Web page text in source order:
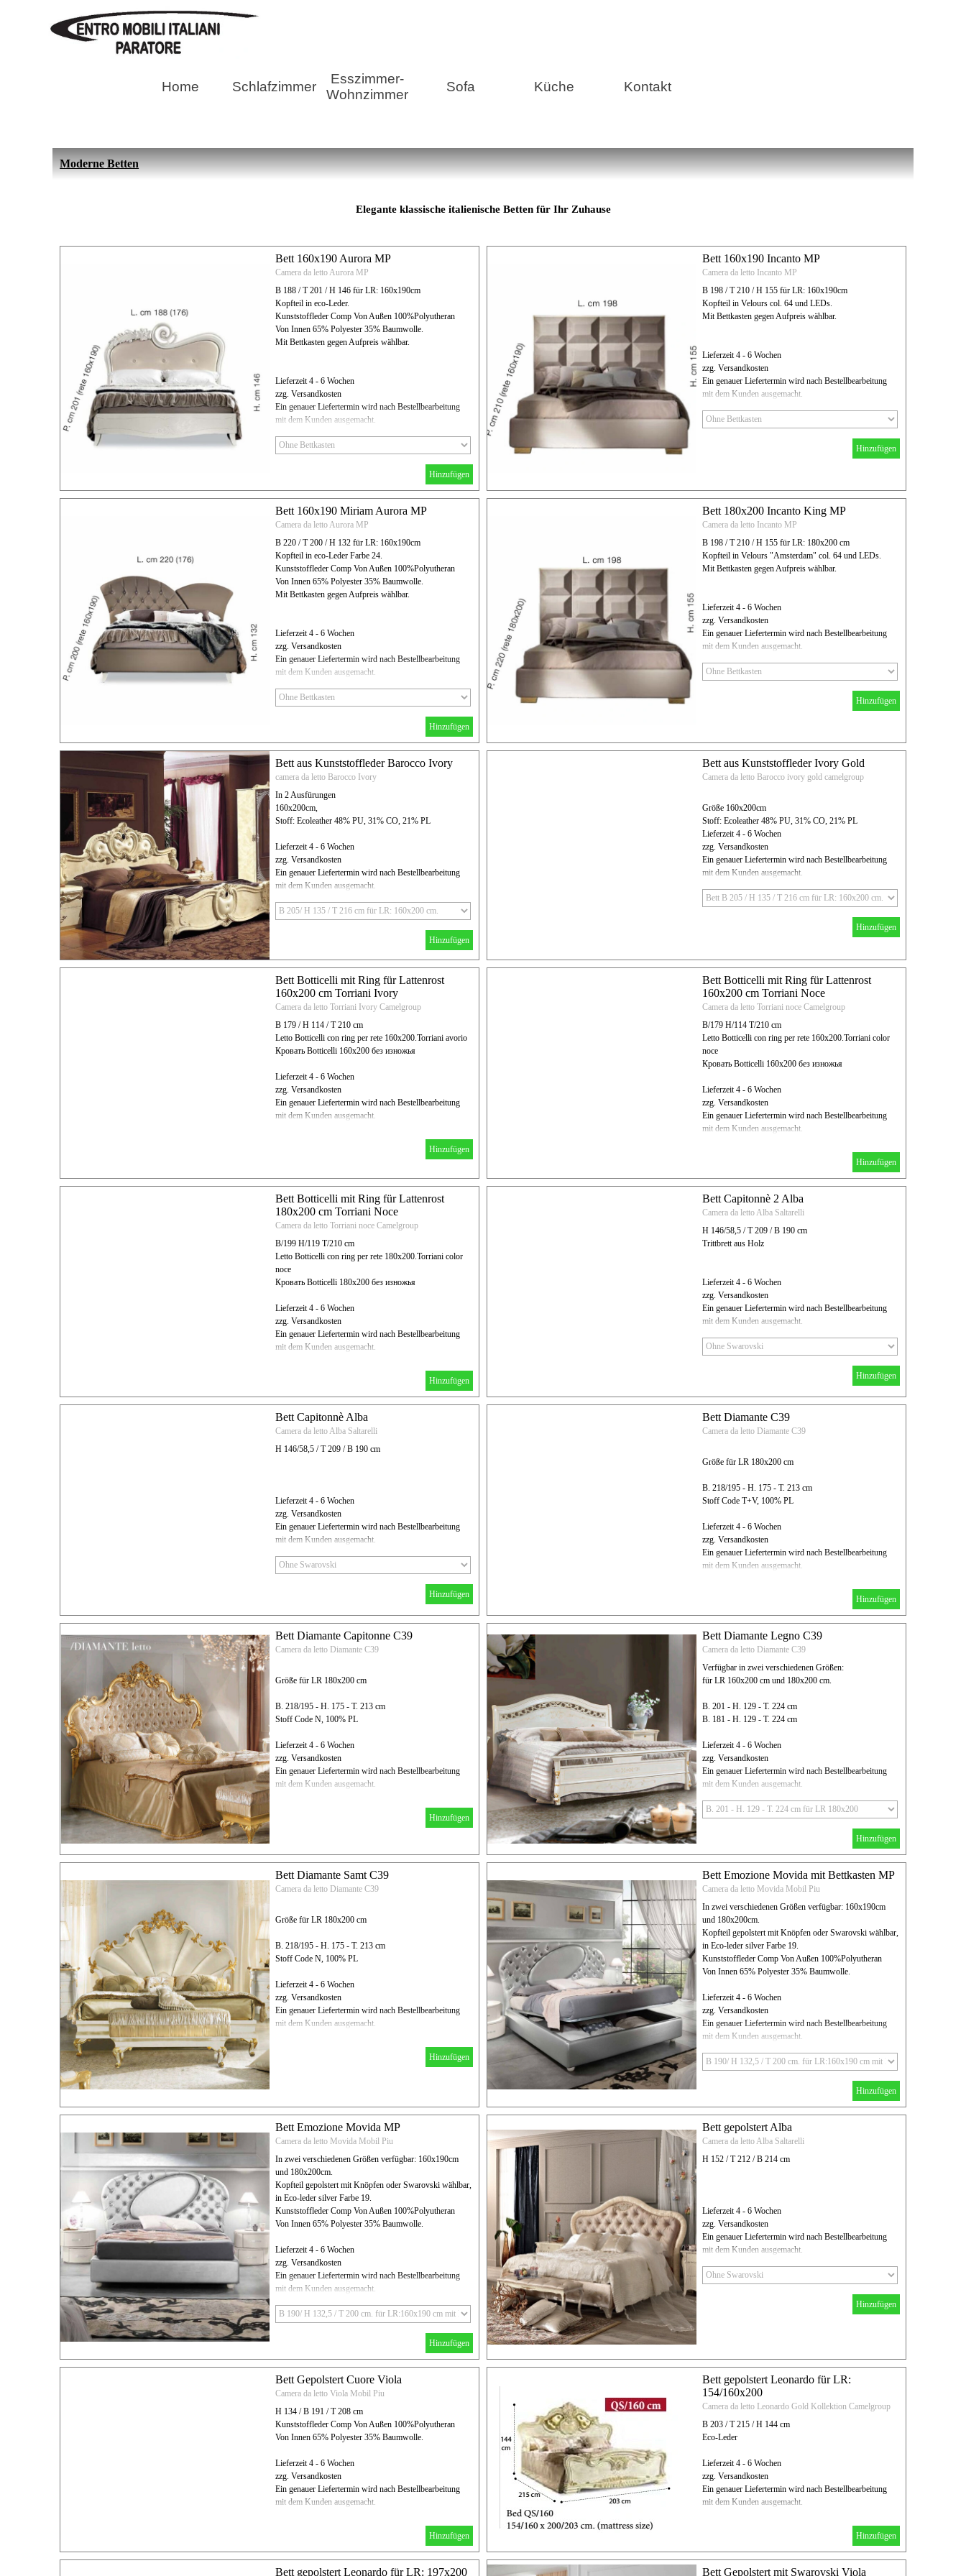
Home Schlafzimmer
Esszimmer-
Wohnzimmer
Sofa Küche Kontakt
Suche
Moderne Betten
Elegante klassische italienische Betten für Ihr Zuhause
Bett 160x190 Aurora MP
Camera da letto Aurora MP
B 188 / T 201 / H 146 für LR: 160x190cm
Kopfteil in eco-Leder.
Kunststoffleder Comp Von Außen 100%Polyutheran
Von Innen 65% Polyester 35% Baumwolle.
Mit Bettkasten gegen Aufpreis wählbar.
Lieferzeit 4 - 6 Wochen
zzg. Versandkosten
Ein genauer Liefertermin wird nach Bestellbearbeitung
mit dem Kunden ausgemacht.
Hinzufügen
Bett 160x190 Incanto MP
Camera da letto Incanto MP
B 198 / T 210 / H 155 für LR: 160x190cm
Kopfteil in Velours col. 64 und LEDs.
Mit Bettkasten gegen Aufpreis wählbar.
Lieferzeit 4 - 6 Wochen
zzg. Versandkosten
Ein genauer Liefertermin wird nach Bestellbearbeitung
mit dem Kunden ausgemacht.
Hinzufügen
Bett 160x190 Miriam Aurora MP
Camera da letto Aurora MP
B 220 / T 200 / H 132 für LR: 160x190cm
Kopfteil in eco-Leder Farbe 24.
Kunststoffleder Comp Von Außen 100%Polyutheran
Von Innen 65% Polyester 35% Baumwolle.
Mit Bettkasten gegen Aufpreis wählbar.
Lieferzeit 4 - 6 Wochen
zzg. Versandkosten
Ein genauer Liefertermin wird nach Bestellbearbeitung
mit dem Kunden ausgemacht.
Hinzufügen
Bett 180x200 Incanto King MP
Camera da letto Incanto MP
B 198 / T 210 / H 155 für LR: 180x200 cm
Kopfteil in Velours "Amsterdam" col. 64 und LEDs.
Mit Bettkasten gegen Aufpreis wählbar.
Lieferzeit 4 - 6 Wochen
zzg. Versandkosten
Ein genauer Liefertermin wird nach Bestellbearbeitung
mit dem Kunden ausgemacht.
Hinzufügen
Bett aus Kunststoffleder Barocco Ivory
camera da letto Barocco Ivory
In 2 Ausfürungen
160x200cm,
Stoff: Ecoleather 48% PU, 31% CO, 21% PL
Lieferzeit 4 - 6 Wochen
zzg. Versandkosten
Ein genauer Liefertermin wird nach Bestellbearbeitung
mit dem Kunden ausgemacht.
Hinzufügen
Bett aus Kunststoffleder Ivory Gold
Camera da letto Barocco ivory gold camelgroup
Größe 160x200cm
Stoff: Ecoleather 48% PU, 31% CO, 21% PL
Lieferzeit 4 - 6 Wochen
zzg. Versandkosten
Ein genauer Liefertermin wird nach Bestellbearbeitung
mit dem Kunden ausgemacht.
Hinzufügen
Bett Botticelli mit Ring für Lattenrost
160x200 cm Torriani Ivory
Camera da letto Torriani Ivory Camelgroup
B 179 / H 114 / T 210 cm
Letto Botticelli con ring per rete 160x200.Torriani avorio
Кровать Botticelli 160x200 без изножья
Lieferzeit 4 - 6 Wochen
zzg. Versandkosten
Ein genauer Liefertermin wird nach Bestellbearbeitung
mit dem Kunden ausgemacht.
Hinzufügen
Bett Botticelli mit Ring für Lattenrost
160x200 cm Torriani Noce
Camera da letto Torriani noce Camelgroup
B/179 H/114 T/210 cm
Letto Botticelli con ring per rete 160x200.Torriani color
noce
Кровать Botticelli 160x200 без изножья
Lieferzeit 4 - 6 Wochen
zzg. Versandkosten
Ein genauer Liefertermin wird nach Bestellbearbeitung
mit dem Kunden ausgemacht.
Hinzufügen
Bett Botticelli mit Ring für Lattenrost
180x200 cm Torriani Noce
Camera da letto Torriani noce Camelgroup
B/199 H/119 T/210 cm
Letto Botticelli con ring per rete 180x200.Torriani color
noce
Кровать Botticelli 180x200 без изножья
Lieferzeit 4 - 6 Wochen
zzg. Versandkosten
Ein genauer Liefertermin wird nach Bestellbearbeitung
mit dem Kunden ausgemacht.
Hinzufügen
Bett Capitonnè 2 Alba
Camera da letto Alba Saltarelli
H 146/58,5 / T 209 / B 190 cm
Trittbrett aus Holz
Lieferzeit 4 - 6 Wochen
zzg. Versandkosten
Ein genauer Liefertermin wird nach Bestellbearbeitung
mit dem Kunden ausgemacht.
Hinzufügen
Bett Capitonnè Alba
Camera da letto Alba Saltarelli
H 146/58,5 / T 209 / B 190 cm
Lieferzeit 4 - 6 Wochen
zzg. Versandkosten
Ein genauer Liefertermin wird nach Bestellbearbeitung
mit dem Kunden ausgemacht.
Hinzufügen
Bett Diamante C39
Camera da letto Diamante C39
Größe für LR 180x200 cm
B. 218/195 - H. 175 - T. 213 cm
Stoff Code T+V, 100% PL
Lieferzeit 4 - 6 Wochen
zzg. Versandkosten
Ein genauer Liefertermin wird nach Bestellbearbeitung
mit dem Kunden ausgemacht.
Hinzufügen
Bett Diamante Capitonne C39
Camera da letto Diamante C39
Größe für LR 180x200 cm
B. 218/195 - H. 175 - T. 213 cm
Stoff Code N, 100% PL
Lieferzeit 4 - 6 Wochen
zzg. Versandkosten
Ein genauer Liefertermin wird nach Bestellbearbeitung
mit dem Kunden ausgemacht.
Hinzufügen
Bett Diamante Legno C39
Camera da letto Diamante C39
Verfügbar in zwei verschiedenen Größen:
für LR 160x200 cm und 180x200 cm.
B. 201 - H. 129 - T. 224 cm
B. 181 - H. 129 - T. 224 cm
Lieferzeit 4 - 6 Wochen
zzg. Versandkosten
Ein genauer Liefertermin wird nach Bestellbearbeitung
mit dem Kunden ausgemacht.
Hinzufügen
Bett Diamante Samt C39
Camera da letto Diamante C39
Größe für LR 180x200 cm
B. 218/195 - H. 175 - T. 213 cm
Stoff Code N, 100% PL
Lieferzeit 4 - 6 Wochen
zzg. Versandkosten
Ein genauer Liefertermin wird nach Bestellbearbeitung
mit dem Kunden ausgemacht.
Hinzufügen
Bett Emozione Movida mit Bettkasten MP
Camera da letto Movida Mobil Piu
In zwei verschiedenen Größen verfügbar: 160x190cm
und 180x200cm.
Kopfteil gepolstert mit Knöpfen oder Swarovski wählbar,
in Eco-leder silver Farbe 19.
Kunststoffleder Comp Von Außen 100%Polyutheran
Von Innen 65% Polyester 35% Baumwolle.
Lieferzeit 4 - 6 Wochen
zzg. Versandkosten
Ein genauer Liefertermin wird nach Bestellbearbeitung
mit dem Kunden ausgemacht.
Hinzufügen
Bett Emozione Movida MP
Camera da letto Movida Mobil Piu
In zwei verschiedenen Größen verfügbar: 160x190cm
und 180x200cm.
Kopfteil gepolstert mit Knöpfen oder Swarovski wählbar,
in Eco-leder silver Farbe 19.
Kunststoffleder Comp Von Außen 100%Polyutheran
Von Innen 65% Polyester 35% Baumwolle.
Lieferzeit 4 - 6 Wochen
zzg. Versandkosten
Ein genauer Liefertermin wird nach Bestellbearbeitung
mit dem Kunden ausgemacht.
Hinzufügen
Bett gepolstert Alba
Camera da letto Alba Saltarelli
H 152 / T 212 / B 214 cm
Lieferzeit 4 - 6 Wochen
zzg. Versandkosten
Ein genauer Liefertermin wird nach Bestellbearbeitung
mit dem Kunden ausgemacht.
Hinzufügen
Bett Gepolstert Cuore Viola
Camera da letto Viola Mobil Piu
H 134 / B 191 / T 208 cm
Kunststoffleder Comp Von Außen 100%Polyutheran
Von Innen 65% Polyester 35% Baumwolle.
Lieferzeit 4 - 6 Wochen
zzg. Versandkosten
Ein genauer Liefertermin wird nach Bestellbearbeitung
mit dem Kunden ausgemacht.
Hinzufügen
Bett gepolstert Leonardo für LR:
154/160x200
Camera da letto Leonardo Gold Kollektion Camelgroup
B 203 / T 215 / H 144 cm
Eco-Leder
Lieferzeit 4 - 6 Wochen
zzg. Versandkosten
Ein genauer Liefertermin wird nach Bestellbearbeitung
mit dem Kunden ausgemacht.
Hinzufügen
Bett gepolstert Leonardo für LR: 197x200 Bett Gepolstert mit Swarovski Viola